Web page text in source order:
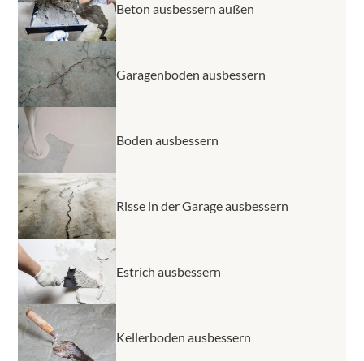
Beton ausbessern außen
Garagenboden ausbessern
Boden ausbessern
Risse in der Garage ausbessern
Estrich ausbessern
Kellerboden ausbessern